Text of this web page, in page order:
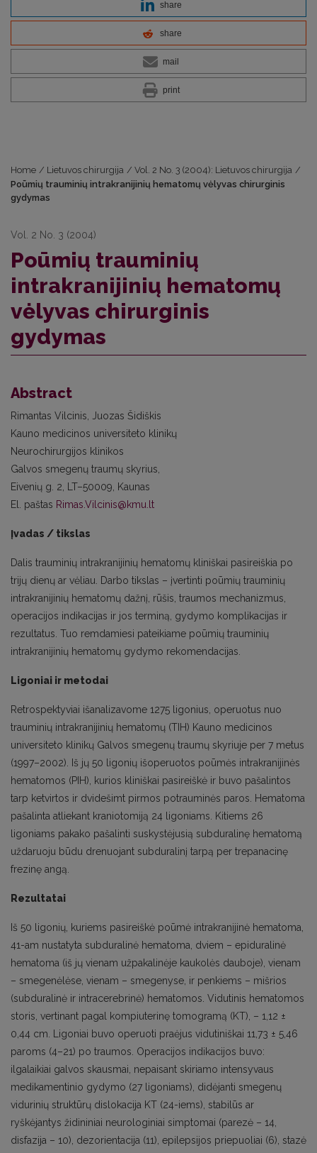
share
share
mail
print
Home / Lietuvos chirurgija / Vol. 2 No. 3 (2004): Lietuvos chirurgija /
Poūmių trauminių intrakranijinių hematomų vėlyvas chirurginis
gydymas
Vol. 2 No. 3 (2004)
Poūmių trauminių
intrakranijinių hematomų
vėlyvas chirurginis
gydymas
Abstract
Rimantas Vilcinis, Juozas Šidiškis
Kauno medicinos universiteto klinikų
Neurochirurgijos klinikos
Galvos smegenų traumų skyrius,
Eivenių g. 2, LT–50009, Kaunas
El. paštas Rimas.Vilcinis@kmu.lt
Įvadas / tikslas
Dalis trauminių intrakranijinių hematomų kliniškai pasireiškia po
trijų dienų ar vėliau. Darbo tikslas – įvertinti poūmių trauminių
intrakranijinių hematomų dažnį, rūšis, traumos mechanizmus,
operacijos indikacijas ir jos terminą, gydymo komplikacijas ir
rezultatus. Tuo remdamiesi pateikiame poūmių trauminių
intrakranijinių hematomų gydymo rekomendacijas.
Ligoniai ir metodai
Retrospektyviai išanalizavome 1275 ligonius, operuotus nuo
trauminių intrakranijinių hematomų (TIH) Kauno medicinos
universiteto klinikų Galvos smegenų traumų skyriuje per 7 metus
(1997–2002). Iš jų 50 ligonių išoperuotos poūmės intrakranijinės
hematomos (PIH), kurios kliniškai pasireiškė ir buvo pašalintos
tarp ketvirtos ir dvidešimt pirmos potrauminės paros. Hematoma
pašalinta atliekant kraniotomiją 24 ligoniams. Kitiems 26
ligoniams pakako pašalinti suskystėjusią subduralinę hematomą
uždaruoju būdu drenuojant subduralinį tarpą per trepanacinę
frezinę angą.
Rezultatai
Iš 50 ligonių, kuriems pasireiškė poūmė intrakranijinė hematoma,
41-am nustatyta subduralinė hematoma, dviem – epiduralinė
hematoma (iš jų vienam užpakalinėje kaukolės dauboje), vienam
– smegenėlėse, vienam – smegenyse, ir penkiems – mišrios
(subduralinė ir intracerebrinė) hematomos. Vidutinis hematomos
storis, vertinant pagal kompiuterinę tomogramą (KT), – 1,12 ±
0,44 cm. Ligoniai buvo operuoti praėjus vidutiniškai 11,73 ± 5,46
paroms (4–21) po traumos. Operacijos indikacijos buvo:
ilgalaikiai galvos skausmai, nepaisant skiriamo intensyvaus
medikamentinio gydymo (27 ligoniams), didėjanti smegenų
vidurinių struktūrų dislokacija KT (24-iems), stabilūs ar
ryškėjantys židininiai neurologiniai simptomai (parezė – 14,
disfazija – 10), dezorientacija (11), epilepsijos priepuoliai (6), stazė